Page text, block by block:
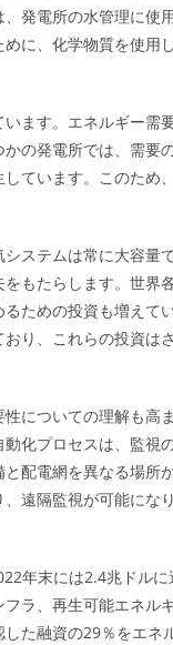
発電所の水管理に使
に、化学物質を使用
ます。エネルギー需
の発電所では、需要
ています。このため
ステムは常に大容量
もたらします。世界
ための投資も増えて
り、これらの投資は
についての理解も高
化プロセスは、監視
配電網を異なる場所
遠隔監視が可能にな
年末には2.4兆ドル
ラ、再生可能エネル
た融資の29％をエネ